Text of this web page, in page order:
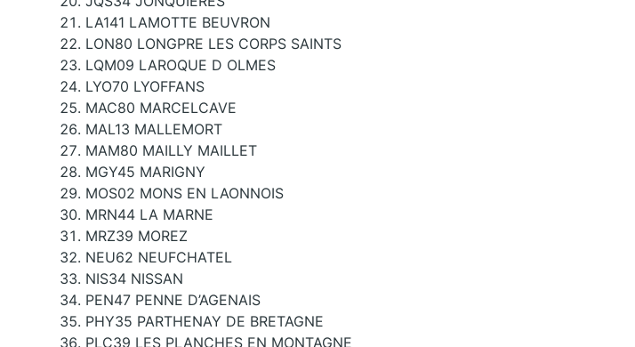
LA141 LAMOTTE BEUVRON
LON80 LONGPRE LES CORPS SAINTS
LQM09 LAROQUE D OLMES
LYO70 LYOFFANS
MAC80 MARCELCAVE
MAL13 MALLEMORT
MAM80 MAILLY MAILLET
MGY45 MARIGNY
MOS02 MONS EN LAONNOIS
MRN44 LA MARNE
MRZ39 MOREZ
NEU62 NEUFCHATEL
NIS34 NISSAN
PEN47 PENNE D’AGENAIS
PHY35 PARTHENAY DE BRETAGNE
PLC39 LES PLANCHES EN MONTAGNE